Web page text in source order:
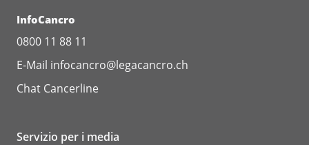
InfoCancro
0800 11 88 11
E-Mail infocancro@legacancro.ch
Chat Cancerline
Servizio per i media